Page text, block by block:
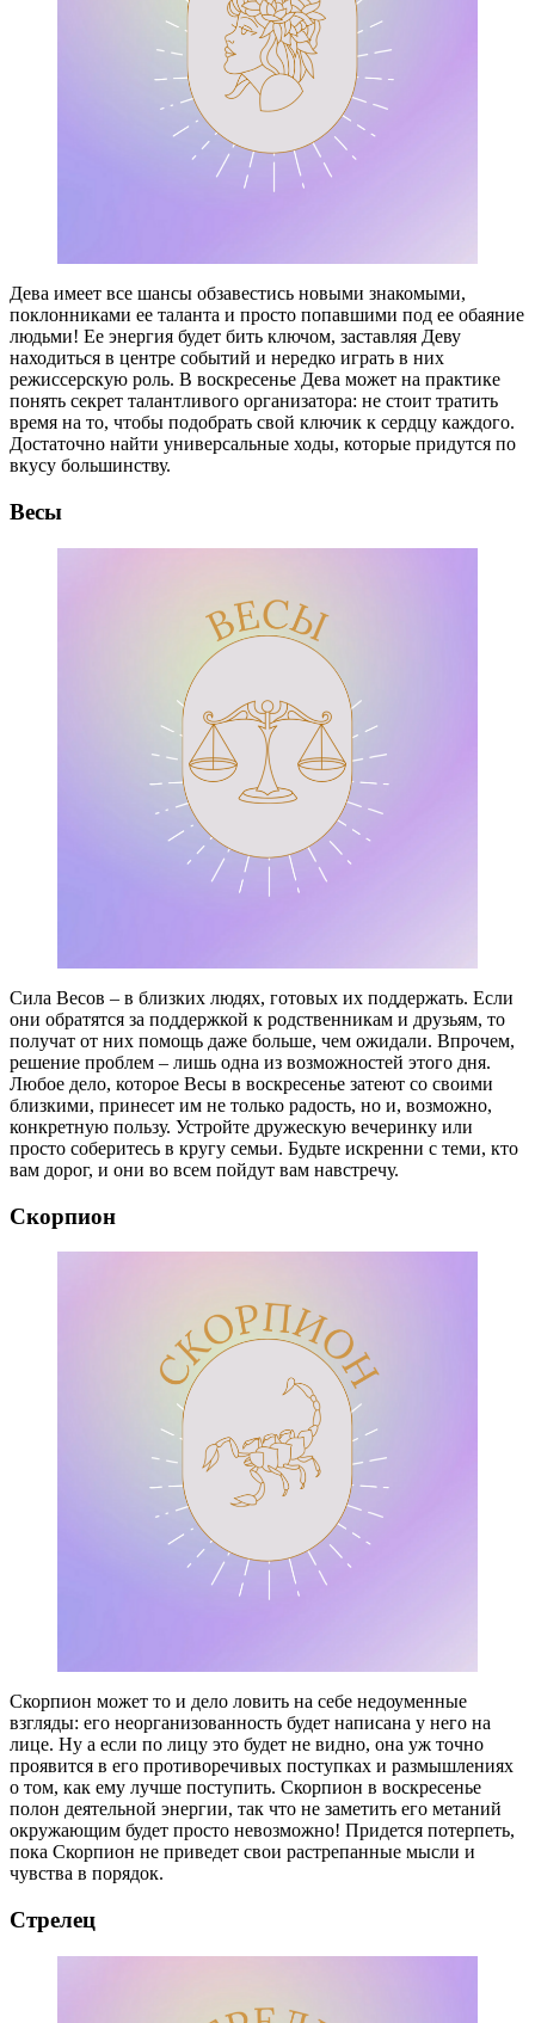
Дева имеет все шансы обзавестись новыми знакомыми,
поклонниками ее таланта и просто попавшими под ее обаяние
людьми! Ее энергия будет бить ключом, заставляя Деву
находиться в центре событий и нередко играть в них
режиссерскую роль. В воскресенье Дева может на практике
понять секрет талантливого организатора: не стоит тратить
время на то, чтобы подобрать свой ключик к сердцу каждого.
Достаточно найти универсальные ходы, которые придутся по
вкусу большинству.
Весы
Сила Весов – в близких людях, готовых их поддержать. Если
они обратятся за поддержкой к родственникам и друзьям, то
получат от них помощь даже больше, чем ожидали. Впрочем,
решение проблем – лишь одна из возможностей этого дня.
Любое дело, которое Весы в воскресенье затеют со своими
близкими, принесет им не только радость, но и, возможно,
конкретную пользу. Устройте дружескую вечеринку или
просто соберитесь в кругу семьи. Будьте искренни с теми, кто
вам дорог, и они во всем пойдут вам навстречу.
Скорпион
Скорпион может то и дело ловить на себе недоуменные
взгляды: его неорганизованность будет написана у него на
лице. Ну а если по лицу это будет не видно, она уж точно
проявится в его противоречивых поступках и размышлениях
о том, как ему лучше поступить. Скорпион в воскресенье
полон деятельной энергии, так что не заметить его метаний
окружающим будет просто невозможно! Придется потерпеть,
пока Скорпион не приведет свои растрепанные мысли и
чувства в порядок.
Стрелец